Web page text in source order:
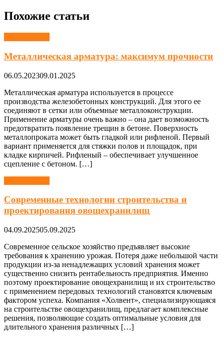
Похожие статьи
Металлическая арматура: максимум прочности
06.05.202309.01.2025
Металлическая арматура используется в процессе
производства железобетонных конструкций. Для этого ее
соединяют в сетки или объемные металлоконструкции.
Применение арматуры очень важно – она дает возможность
предотвратить появление трещин в бетоне. Поверхность
металлопроката может быть гладкой или рифленой. Первый
вариант применяется для стяжки полов и площадок, при
кладке кирпичей. Рифленый – обеспечивает улучшенное
сцепление с бетоном. […]
Современные технологии строительства и
проектирования овощехранилищ
04.09.202505.09.2025
Современное сельское хозяйство предъявляет высокие
требования к хранению урожая. Потеря даже небольшой части
продукции из-за ненадлежащих условий хранения может
существенно снизить рентабельность предприятия. Именно
поэтому проектирование овощехранилищ и их строительство
с применением передовых технологий становятся ключевым
фактором успеха. Компания «Холвент», специализирующаяся
на строительстве овощехранилищ, предлагает комплексные
решения, позволяющие создать оптимальные условия для
длительного хранения различных […]